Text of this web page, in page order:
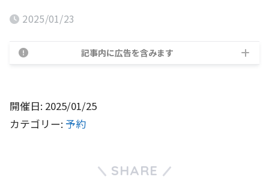
2025/01/23
記事内に広告を含みます
開催日: 2025/01/25
カテゴリー: 予約
SHARE